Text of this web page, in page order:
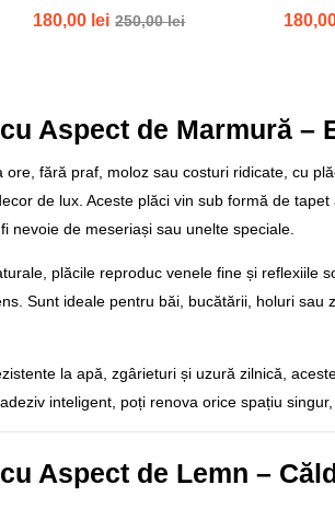
180,00 lei 250,00lei
Aspect de Marmură –
fără praf, moloz sau costuri ridicate, cu
de lux. Aceste plăci vin sub formă de
nevoie de meseriași sau unelte speciale.
plăcile reproduc venele fine și reflexiile
Sunt ideale pentru băi, bucătării, holuri
la apă, zgârieturi și uzură zilnică,
inteligent, poți renova orice spațiu singur,
Aspect de Lemn –